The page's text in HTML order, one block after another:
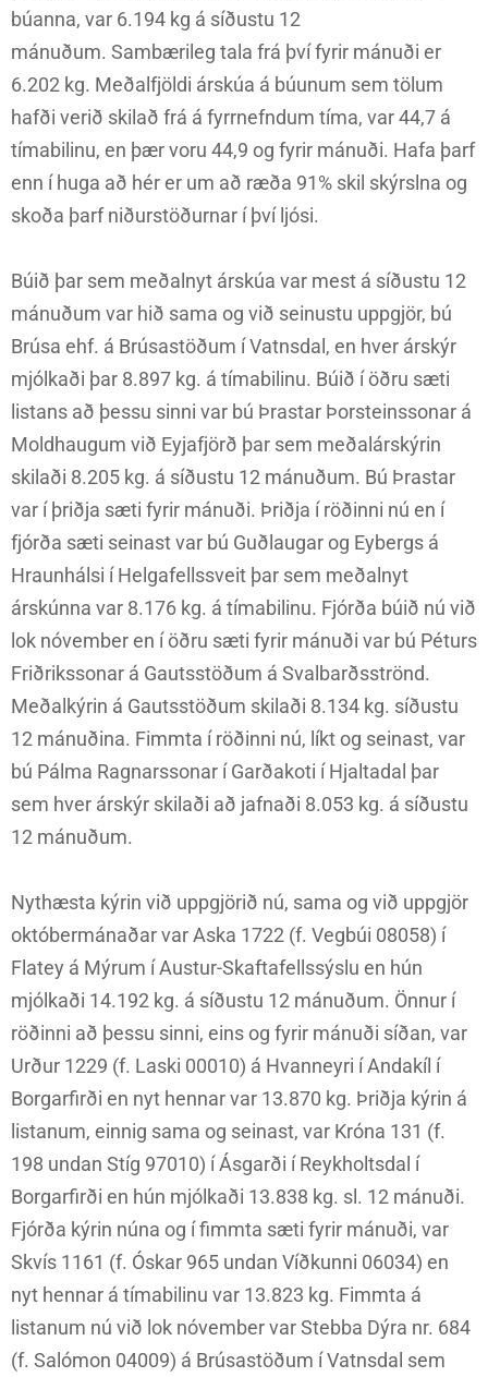
búanna, var 6.194 kg á síðustu 12
mánuðum. Sambærileg tala frá því fyrir mánuði er
6.202 kg. Meðalfjöldi árskúa á búunum sem tölum
hafði verið skilað frá á fyrrnefndum tíma, var 44,7 á
tímabilinu, en þær voru 44,9 og fyrir mánuði. Hafa þarf
enn í huga að hér er um að ræða 91% skil skýrslna og
skoða þarf niðurstöðurnar í því ljósi.
Búið þar sem meðalnyt árskúa var mest á síðustu 12
mánuðum var hið sama og við seinustu uppgjör, bú
Brúsa ehf. á Brúsastöðum í Vatnsdal, en hver árskýr
mjólkaði þar 8.897 kg. á tímabilinu. Búið í öðru sæti
listans að þessu sinni var bú Þrastar Þorsteinssonar á
Moldhaugum við Eyjafjörð þar sem meðalárskýrin
skilaði 8.205 kg. á síðustu 12 mánuðum. Bú Þrastar
var í þriðja sæti fyrir mánuði. Þriðja í röðinni nú en í
fjórða sæti seinast var bú Guðlaugar og Eybergs á
Hraunhálsi í Helgafellssveit þar sem meðalnyt
árskúnna var 8.176 kg. á tímabilinu. Fjórða búið nú við
lok nóvember en í öðru sæti fyrir mánuði var bú Péturs
Friðrikssonar á Gautsstöðum á Svalbarðsströnd.
Meðalkýrin á Gautsstöðum skilaði 8.134 kg. síðustu
12 mánuðina. Fimmta í röðinni nú, líkt og seinast, var
bú Pálma Ragnarssonar í Garðakoti í Hjaltadal þar
sem hver árskýr skilaði að jafnaði 8.053 kg. á síðustu
12 mánuðum.
Nythæsta kýrin við uppgjörið nú, sama og við uppgjör
októbermánaðar var Aska 1722 (f. Vegbúi 08058) í
Flatey á Mýrum í Austur-Skaftafellssýslu en hún
mjólkaði 14.192 kg. á síðustu 12 mánuðum. Önnur í
röðinni að þessu sinni, eins og fyrir mánuði síðan, var
Urður 1229 (f. Laski 00010) á Hvanneyri í Andakíl í
Borgarfirði en nyt hennar var 13.870 kg. Þriðja kýrin á
listanum, einnig sama og seinast, var Króna 131 (f.
198 undan Stíg 97010) í Ásgarði í Reykholtsdal í
Borgarfirði en hún mjólkaði 13.838 kg. sl. 12 mánuði.
Fjórða kýrin núna og í fimmta sæti fyrir mánuði, var
Skvís 1161 (f. Óskar 965 undan Víðkunni 06034) en
nyt hennar á tímabilinu var 13.823 kg. Fimmta á
listanum nú við lok nóvember var Stebba Dýra nr. 684
(f. Salómon 04009) á Brúsastöðum í Vatnsdal sem